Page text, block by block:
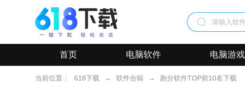
首页 电脑软件 电脑游戏
当前位置： 618下载 → 软件合辑 → 跑分软件TOP前10名下载